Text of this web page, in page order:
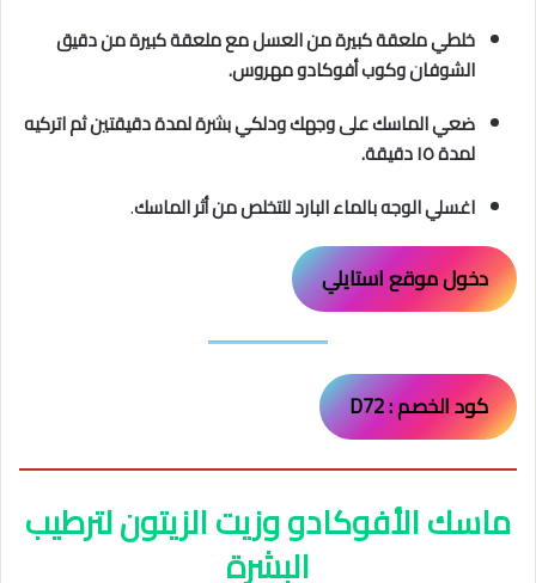
خلطي ملعقة كبيرة من العسل مع ملعقة كبيرة من دقيق
الشوفان وكوب أفوكادو مهروس.
ضعي الماسك على وجهك ودلكي بشرة لمدة دقيقتين ثم اتركيه
لمدة ١٥ دقيقة.
اغسلي الوجه بالماء البارد للتخلص من أثر الماسك.
دخول موقع استايلي
كود الخصم : D72
ماسك الأفوكادو وزيت الزيتون لترطيب
البشرة